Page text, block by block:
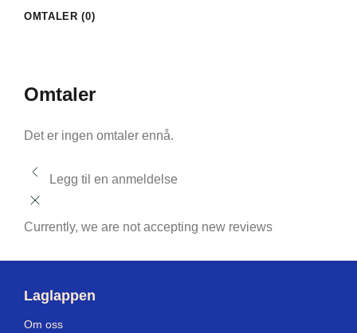
OMTALER (0)
Omtaler
Det er ingen omtaler ennå.
Legg til en anmeldelse
Currently, we are not accepting new reviews
Laglappen
Om oss